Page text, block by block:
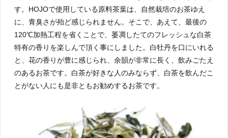
す。HOJOで使用している原料茶葉は、自然栽培のお茶ゆえ
に、青臭さが殆ど感じられません。そこで、あえて、最後の
120℃加熱工程を省くことで、萎凋したてのフレッシュな白茶
特有の香りを楽しんで頂く事にしました。白牡丹を口にいれる
と、花の香りが豊に感じられ、余韻が非常に長く、飲みごたえ
のあるお茶です。白茶が好きな人のみならず、白茶を飲んだこ
とがない人にも是非ともお勧めするお茶です。